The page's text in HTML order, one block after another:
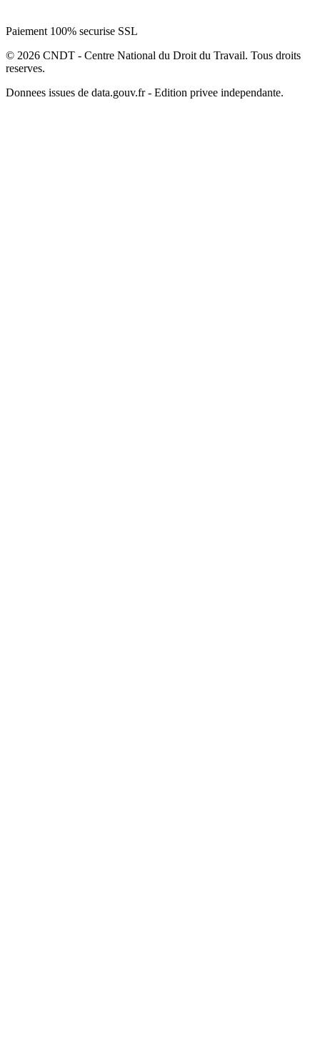
Paiement 100% securise SSL
© 2026 CNDT - Centre National du Droit du Travail. Tous droits
reserves.
Donnees issues de data.gouv.fr - Edition privee independante.